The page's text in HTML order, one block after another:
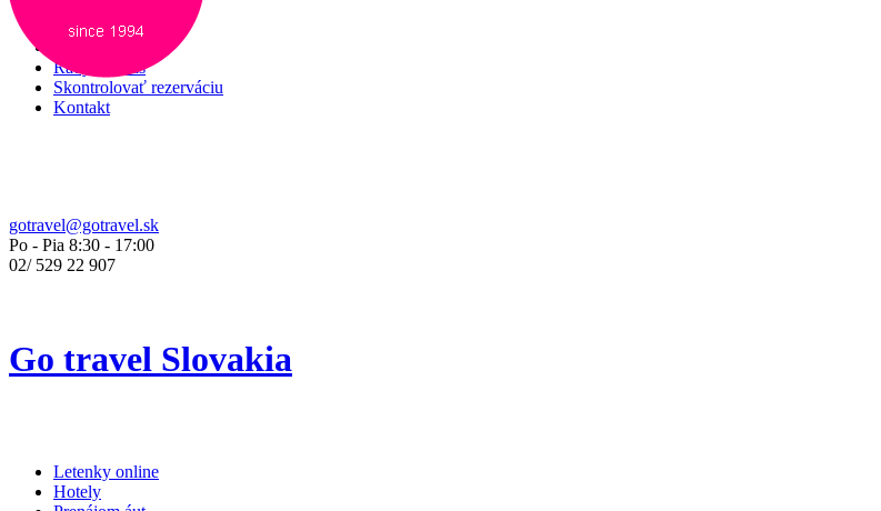
Služby
Rady pre vás
Skontrolovať rezerváciu
Kontakt
gotravel@gotravel.sk
Po - Pia 8:30 - 17:00
02/ 529 22 907
Go travel Slovakia
Letenky online
Hotely